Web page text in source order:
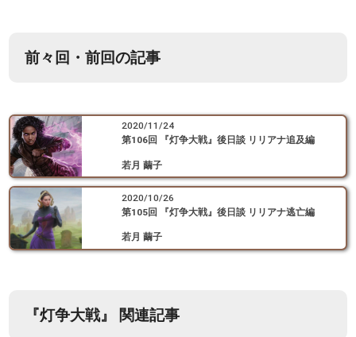
前々回・前回の記事
2020/11/24
第106回 『灯争大戦』後日談 リリアナ追及編
若月 繭子
2020/10/26
第105回 『灯争大戦』後日談 リリアナ逃亡編
若月 繭子
『灯争大戦』 関連記事